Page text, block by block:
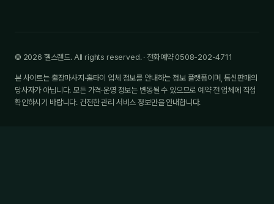
© 2026 헬스랜드. All rights reserved. · 전화예약 0508-202-4711
본 사이트는 출장마사지·홈타이 업체 정보를 안내하는 정보 플랫폼이며, 통신판매의
당사자가 아닙니다. 모든 가격·운영 정보는 변동될 수 있으므로 예약 전 업체에 직접
확인하시기 바랍니다. 건전한 관리 서비스 정보만을 안내합니다.